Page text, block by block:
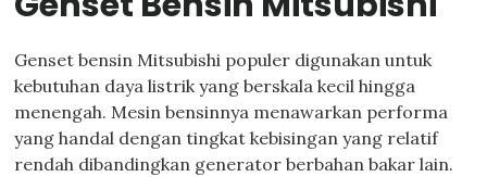
Genset bensin Mitsubishi populer digunakan untuk
kebutuhan daya listrik yang berskala kecil hingga
menengah. Mesin bensinnya menawarkan performa
yang handal dengan tingkat kebisingan yang relatif
rendah dibandingkan generator berbahan bakar lain.